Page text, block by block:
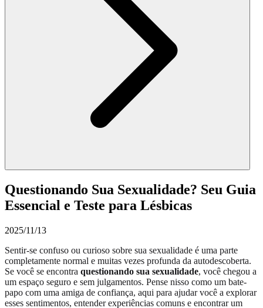
Questionando Sua Sexualidade? Seu Guia
Essencial e Teste para Lésbicas
2025/11/13
Sentir-se confuso ou curioso sobre sua sexualidade é uma parte
completamente normal e muitas vezes profunda da autodescoberta.
Se você se encontra questionando sua sexualidade, você chegou a
um espaço seguro e sem julgamentos. Pense nisso como um bate-
papo com uma amiga de confiança, aqui para ajudar você a explorar
esses sentimentos, entender experiências comuns e encontrar um